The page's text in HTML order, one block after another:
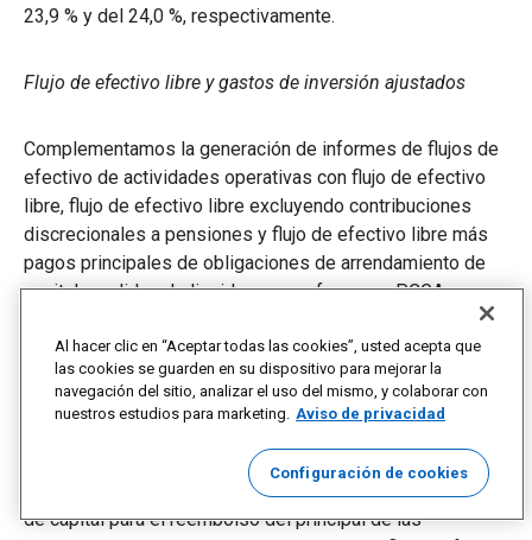
23,9 % y del 24,0 %, respectivamente.
Flujo de efectivo libre y gastos de inversión ajustados
Complementamos la generación de informes de flujos de
efectivo de actividades operativas con flujo de efectivo
libre, flujo de efectivo libre excluyendo contribuciones
discrecionales a pensiones y flujo de efectivo libre más
pagos principales de obligaciones de arrendamiento de
capital, medidas de liquidez no conformes a PCGA.
Creemos que estas medidas de flujo de efectivo libre son
indicadores importantes de cuánto efectivo se genera
mediante operaciones comerciales regulares y las
utilizamos como medida de efectivo incremental
nuestras obligaciones de deuda y devolver efectivo a los
accionistas. Además, creemos que el ajuste de los gastos
de capital para el reembolso del principal de las
Al hacer clic en “Aceptar todas las cookies”, usted acepta que
las cookies se guarden en su dispositivo para mejorar la
navegación del sitio, analizar el uso del mismo, y colaborar con
nuestros estudios para marketing. Aviso de privacidad
Configuración de cookies